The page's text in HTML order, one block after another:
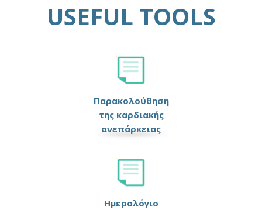
USEFUL TOOLS
Παρακολούθηση
της καρδιακής
ανεπάρκειας
Ημερολόγιο